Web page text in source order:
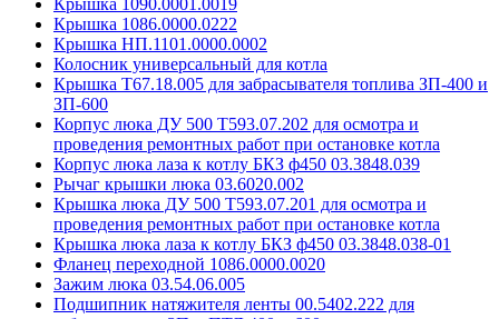
Крышка 1090.0001.0019
Крышка 1086.0000.0222
Крышка НП.1101.0000.0002
Колосник универсальный для котла
Крышка Т67.18.005 для забрасывателя топлива ЗП-400 и
ЗП-600
Корпус люка ДУ 500 Т593.07.202 для осмотра и
проведения ремонтных работ при остановке котла
Корпус люка лаза к котлу БКЗ ф450 03.3848.039
Рычаг крышки люка 03.6020.002
Крышка люка ДУ 500 Т593.07.201 для осмотра и
проведения ремонтных работ при остановке котла
Крышка люка лаза к котлу БКЗ ф450 03.3848.038-01
Фланец переходной 1086.0000.0020
Зажим люка 03.54.06.005
Подшипник натяжителя ленты 00.5402.222 для